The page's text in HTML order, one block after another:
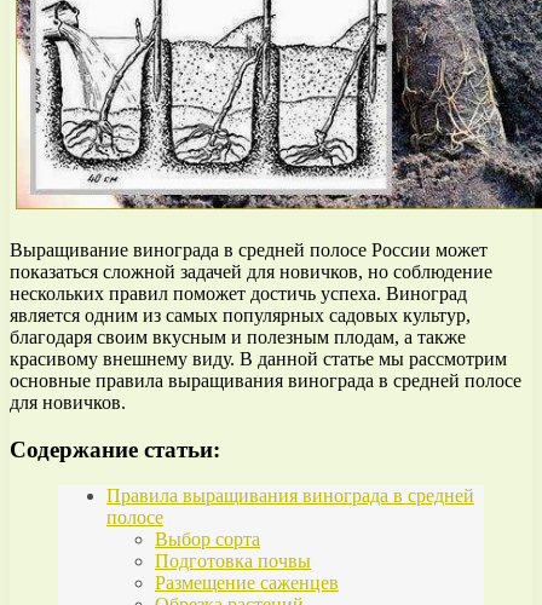
Выращивание винограда в средней полосе России может
показаться сложной задачей для новичков, но соблюдение
нескольких правил поможет достичь успеха. Виноград
является одним из самых популярных садовых культур,
благодаря своим вкусным и полезным плодам, а также
красивому внешнему виду. В данной статье мы рассмотрим
основные правила выращивания винограда в средней полосе
для новичков.
Содержание статьи:
Правила выращивания винограда в средней
полосе
Выбор сорта
Подготовка почвы
Размещение саженцев